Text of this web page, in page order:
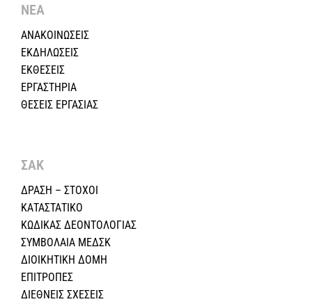
ΝΕΑ
ΑΝΑΚΟΙΝΩΣΕΙΣ
ΕΚΔΗΛΩΣΕΙΣ
ΕΚΘΕΣΕΙΣ
ΕΡΓΑΣΤΗΡΙΑ
ΘΕΣΕΙΣ ΕΡΓΑΣΙΑΣ
ΣΑΚ
ΔΡΑΣΗ – ΣΤΟΧΟΙ
ΚΑΤΑΣΤΑΤΙΚΟ
ΚΩΔΙΚΑΣ ΔΕΟΝΤΟΛΟΓΙΑΣ
ΣΥΜΒΟΛΑΙΑ ΜΕΔΣΚ
ΔΙΟΙΚΗΤΙΚΗ ΔΟΜΗ
ΕΠΙΤΡΟΠΕΣ
ΔΙΕΘΝΕΙΣ ΣΧΕΣEIΣ